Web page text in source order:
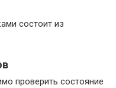
состоит из
проверить состояние